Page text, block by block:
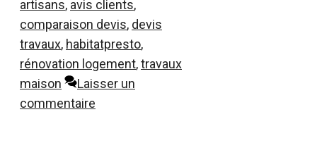
artisans, avis clients,
comparaison devis, devis
travaux, habitatpresto,
rénovation logement,travaux
maison
Laisser un
commentaire